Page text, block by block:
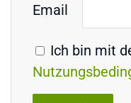
Email
Ich bin mit